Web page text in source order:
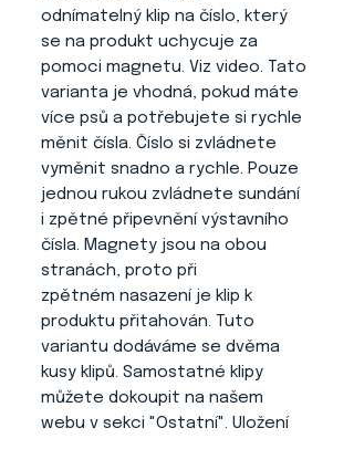
odnímatelný klip na číslo, který
se na produkt uchycuje za
pomoci magnetu. Viz video. Tato
varianta je vhodná, pokud máte
více psů a potřebujete si rychle
měnit čísla. Číslo si zvládnete
vyměnit snadno a rychle. Pouze
jednou rukou zvládnete sundání
i zpětné připevnění výstavního
čísla. Magnety jsou na obou
stranách, proto při
zpětném nasazení je klip k
produktu přitahován. Tuto
variantu dodáváme se dvěma
kusy klipů. Samostatné klipy
můžete dokoupit na našem
webu v sekci "Ostatní". Uložení